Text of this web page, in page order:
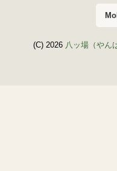
(C) 2026 八ッ場（やん